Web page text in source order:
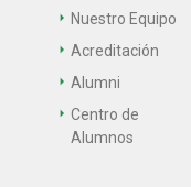
Nuestro Equipo
Acreditación
Alumni
Centro de
Alumnos